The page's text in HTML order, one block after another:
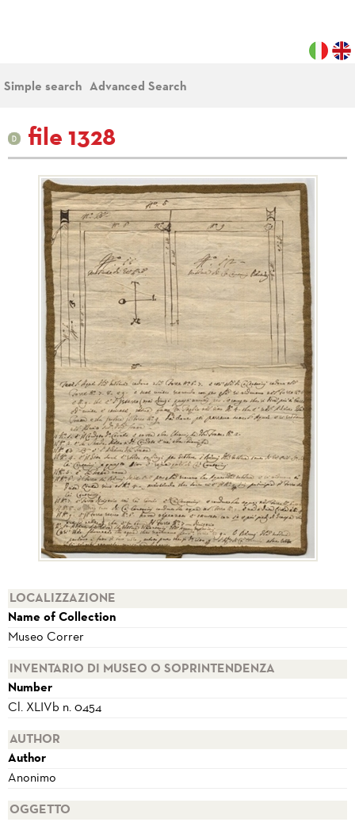
Simple search Advanced Search
file 1328
LOCALIZZAZIONE
Name of Collection
Museo Correr
INVENTARIO DI MUSEO O SOPRINTENDENZA
Number
Cl. XLIVb n. 0454
AUTHOR
Author
Anonimo
OGGETTO